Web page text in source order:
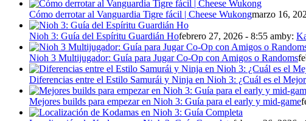
Cómo derrotar al Vanguardia Tigre fácil | Cheese Wukongmarzo 16,
Nioh 3: Guía del Espíritu Guardián Hofebrero 27, 2026 - 8:55 amby:
Nioh 3 Multijugador: Guía para Jugar Co-Op con Amigos o Randoms
Diferencias entre el Estilo Samurái y Ninja en Nioh 3: ¿Cuál es el
Mejores builds para empezar en Nioh 3: Guía para el early y mid-game